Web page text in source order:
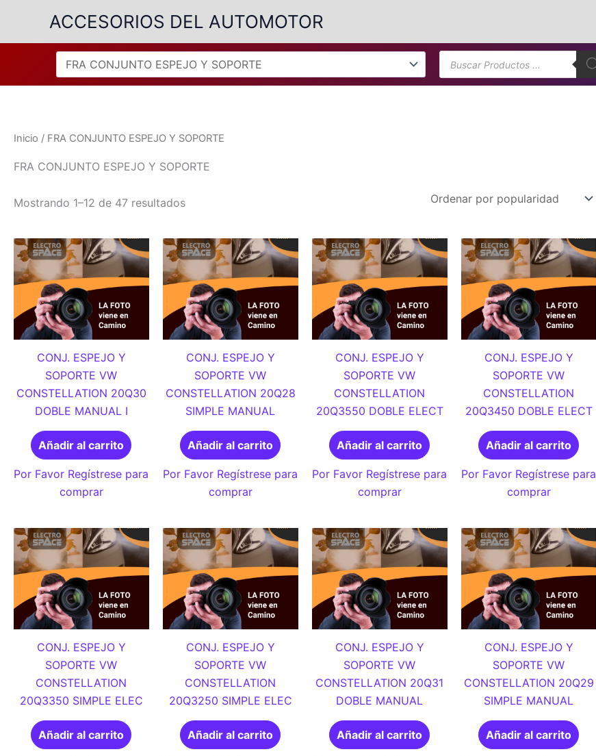
contenido
ACCESORIOS DEL AUTOMOTOR
Búsqueda
de
productos
Inicio / FRA CONJUNTO ESPEJO Y SOPORTE
FRA CONJUNTO ESPEJO Y SOPORTE
Mostrando 1–12 de 47 resultadosOrdenado
CONJ. ESPEJO Y
SOPORTE VW
CONSTELLATION 20Q30
DOBLE MANUAL I
Añadir al carrito
Por Favor Regístrese para
comprar
CONJ. ESPEJO Y
SOPORTE VW
CONSTELLATION 20Q28
SIMPLE MANUAL
Añadir al carrito
Por Favor Regístrese para
comprar
CONJ. ESPEJO Y
SOPORTE VW
CONSTELLATION
20Q3550 DOBLE ELECT
Añadir al carrito
Por Favor Regístrese para
comprar
CONJ. ESPEJO Y
SOPORTE VW
CONSTELLATION
20Q3450 DOBLE ELECT
Añadir al carrito
Por Favor Regístrese para
comprar
CONJ. ESPEJO Y
SOPORTE VW
CONSTELLATION
20Q3350 SIMPLE ELEC
Añadir al carrito
CONJ. ESPEJO Y
SOPORTE VW
CONSTELLATION
20Q3250 SIMPLE ELEC
Añadir al carrito
CONJ. ESPEJO Y
SOPORTE VW
CONSTELLATION 20Q31
DOBLE MANUAL
Añadir al carrito
CONJ. ESPEJO Y
SOPORTE VW
CONSTELLATION 20Q29
SIMPLE MANUAL
Añadir al carrito